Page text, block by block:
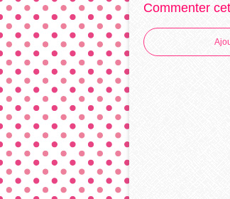
Commenter